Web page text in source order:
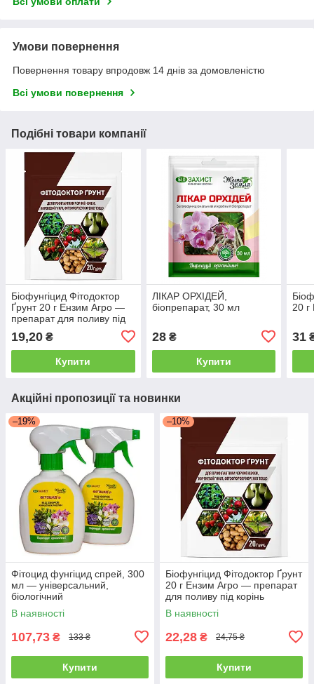
Умови повернення
Повернення товару впродовж 14 днів за домовленістю
Всі умови повернення
Подібні товари компанії
Біофунгіцид Фітодоктор
Ґрунт 20 г Ензим Агро —
препарат для поливу під
19,20 ₴
Купити
ЛІКАР ОРХІДЕЙ,
біопрепарат, 30 мл
28₴
Купити
20
31
Акційні пропозиції та новинки
–19%
Фітоцид фунгіцид спрей, 300
мл — універсальний,
біологічний
В наявності
107,73 ₴ 133 ₴
Купити
–10%
Біофунгіцид Фітодоктор Ґрунт
20 г Ензим Агро — препарат
для поливу під корінь
В наявності
22,28 ₴ 24,75 ₴
Купити